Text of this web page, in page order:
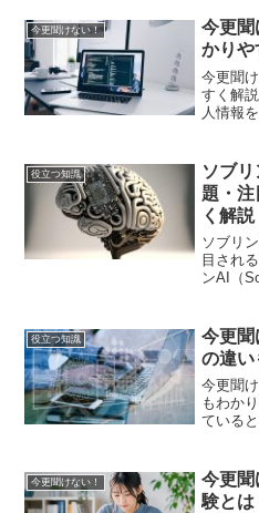
つの？
疑問に
今更聞けない！
今更聞
かりや
今更聞
すく解
人情報
ります
れど、
役立つ知識
ソブ
題・
く解説
ソブリ
目され
ンAI（
活用す
以下...
役立つ知識
今更聞
の違い
今更聞
もわか
ている
あるけ
いう方
今更聞けない！
今更聞
験とは